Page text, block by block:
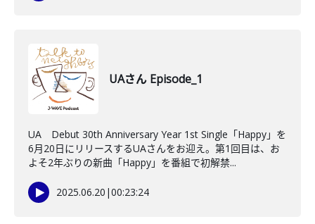
UAさん Episode_1
UA Debut 30th Anniversary Year 1st Single「Happy」を
6月20日にリリースするUAさんをお迎え。第1回目は、お
よそ2年ぶりの新曲「Happy」を番組で初解禁...
2025.06.20 |00:23:24